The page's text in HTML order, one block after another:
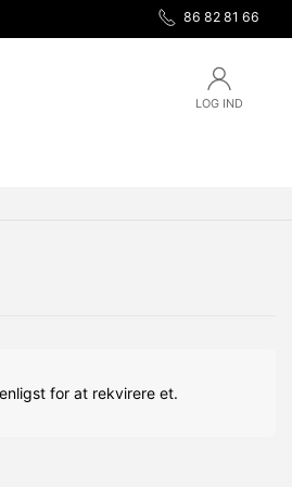
86 82 81 66
LOG IND
for at rekvirere et.